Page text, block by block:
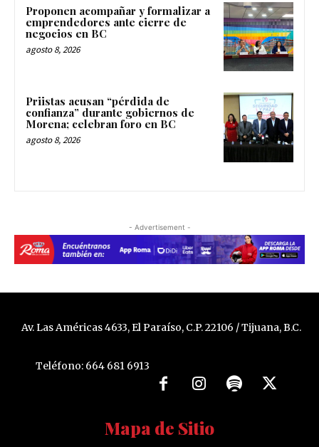
Proponen acompañar y formalizar a
emprendedores ante cierre de
negocios en BC
agosto 8, 2026
Priistas acusan “pérdida de
confianza” durante gobiernos de
Morena; celebran foro en BC
agosto 8, 2026
- Advertisement -
Av. Las Américas 4633, El Paraíso, C.P. 22106 / Tijuana, B.C.
Teléfono: 664 681 6913
Mapa de Sitio